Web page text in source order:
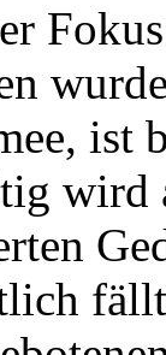
ist
wird